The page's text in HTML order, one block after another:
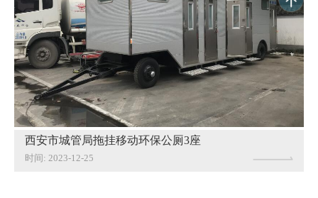
西安市城管局拖挂移动环保公厕3座
时间: 2023-12-25